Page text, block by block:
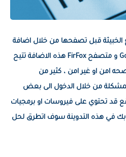
الخبيثة قبل تصفحها من خلال اضافة
خاصة بمتصفح Google Chrome و متصفح FirFox هذه الاضافة تتيح
امن او غير امن ، كثير من
من خلال الدخول الى بعض
قد تحتوي على فيروسات او برمجيات
في هذه التدوينة سوف اتطرق لحل